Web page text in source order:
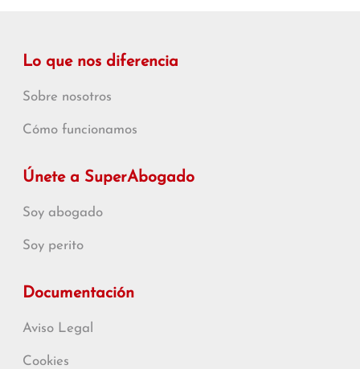
Lo que nos diferencia
Sobre nosotros
Cómo funcionamos
Únete a SuperAbogado
Soy abogado
Soy perito
Documentación
Aviso Legal
Cookies